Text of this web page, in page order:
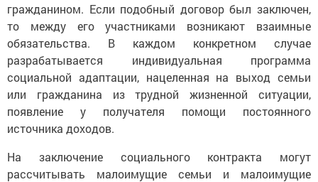
гражданином. Если подобный договор был заключен,
то между его участниками возникают взаимные
обязательства. В каждом конкретном случае
разрабатывается индивидуальная программа
социальной адаптации, нацеленная на выход семьи
или гражданина из трудной жизненной ситуации,
появление у получателя помощи постоянного
источника доходов.
На заключение социального контракта могут
рассчитывать малоимущие семьи и малоимущие